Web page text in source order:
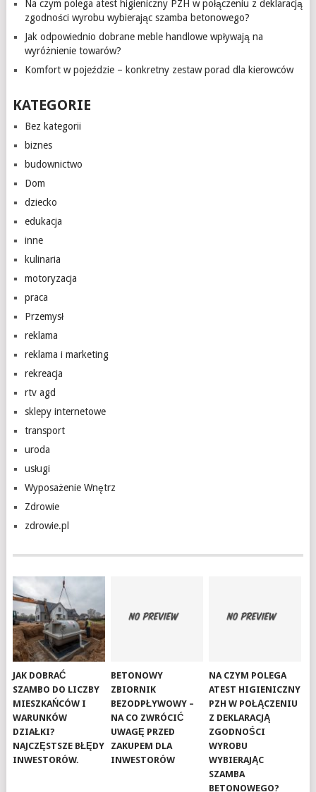
Na czym polega atest higieniczny PZH w połączeniu z deklaracją
zgodności wyrobu wybierając szamba betonowego?
Jak odpowiednio dobrane meble handlowe wpływają na
wyróżnienie towarów?
Komfort w pojeździe – konkretny zestaw porad dla kierowców
KATEGORIE
Bez kategorii
biznes
budownictwo
Dom
dziecko
edukacja
inne
kulinaria
motoryzacja
praca
Przemysł
reklama
reklama i marketing
rekreacja
rtv agd
sklepy internetowe
transport
uroda
usługi
Wyposażenie Wnętrz
Zdrowie
zdrowie.pl
JAK DOBRAĆ
SZAMBO DO LICZBY
MIESZKAŃCÓW I
WARUNKÓW
DZIAŁKI?
NAJCZĘSTSZE BŁĘDY
INWESTORÓW.
BETONOWY
ZBIORNIK
BEZODPŁYWOWY –
NA CO ZWRÓCIĆ
UWAGĘ PRZED
ZAKUPEM DLA
INWESTORÓW
NA CZYM POLEGA
ATEST HIGIENICZNY
PZH W POŁĄCZENIU
Z DEKLARACJĄ
ZGODNOŚCI
WYROBU
WYBIERAJĄC
SZAMBA
BETONOWEGO?